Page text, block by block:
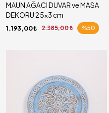
MAUN AĞACI DUVAR ve MASA
DEKORU 25x3 cm
1.193,00 2.385,00 %50